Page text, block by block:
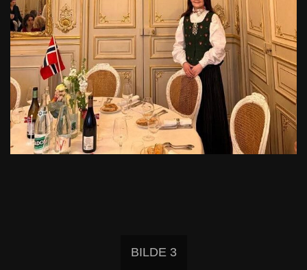
BILDE 3